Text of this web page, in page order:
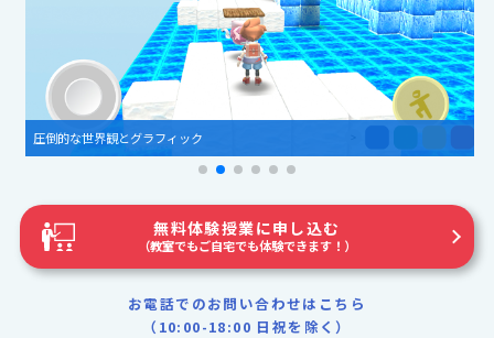
圧倒的な世界観とグラフィック
無料体験授業に申し込む
（教室でもご自宅でも体験できます！）
お電話でのお問い合わせはこちら
（10:00-18:00 日祝を除く）